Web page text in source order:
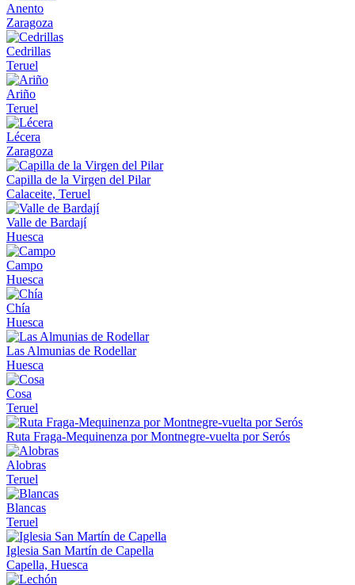
Anento
Zaragoza
Cedrillas
Teruel
Ariño
Teruel
Lécera
Zaragoza
Capilla de la Virgen del Pilar
Calaceite, Teruel
Valle de Bardají
Huesca
Campo
Huesca
Chía
Huesca
Las Almunias de Rodellar
Huesca
Cosa
Teruel
Ruta Fraga-Mequinenza por Montnegre-vuelta por Serós
Alobras
Teruel
Blancas
Teruel
Iglesia San Martín de Capella
Capella, Huesca